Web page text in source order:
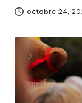
octobre 24,